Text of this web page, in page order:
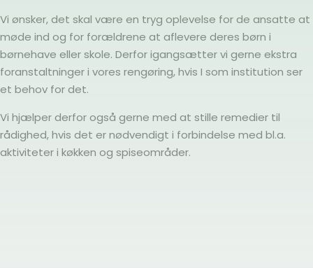
Vi ønsker, det skal være en tryg oplevelse for de ansatte at
møde ind og for forældrene at aflevere deres børn i
børnehave eller skole. Derfor igangsætter vi gerne ekstra
foranstaltninger i vores rengøring, hvis I som institution ser
et behov for det.
Vi hjælper derfor også gerne med at stille remedier til
rådighed, hvis det er nødvendigt i forbindelse med bl.a.
aktiviteter i køkken og spiseområder.